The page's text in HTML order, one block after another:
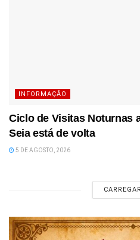
INFORMAÇÃO
Ciclo de Visitas Noturnas
Seia está de volta
5 DE AGOSTO, 2026